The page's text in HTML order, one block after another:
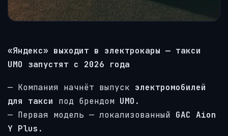
«Яндекс» выходит в электрокары — такси
UMO запустят с 2026 года
— Компания начнёт выпуск электромобилей
для такси под брендом UMO .
— Первая модель — локализованный GAC Aion
Y Plus .